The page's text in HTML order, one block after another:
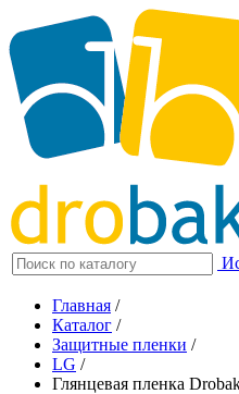
Главная /
Каталог /
Защитные пленки /
LG /
Глянцевая пленка